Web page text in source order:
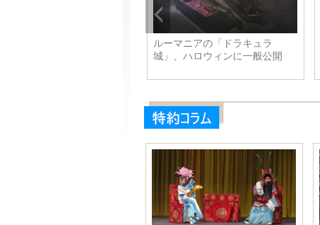
ルーマニアの「ドラキュラ
城」、ハロウィンに一般公開